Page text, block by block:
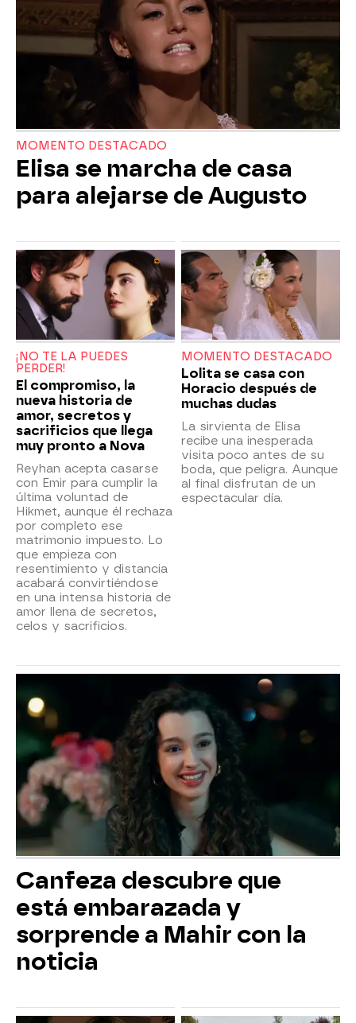
MOMENTO DESTACADO
Elisa se marcha de casa
para alejarse de Augusto
¡NO TE LA PUEDES
PERDER!
El compromiso, la
nueva historia de
amor, secretos y
sacrificios que llega
muy pronto a Nova
Reyhan acepta casarse
con Emir para cumplir la
última voluntad de
Hikmet, aunque él rechaza
por completo ese
matrimonio impuesto. Lo
que empieza con
resentimiento y distancia
acabará convirtiéndose
en una intensa historia de
amor llena de secretos,
celos y sacrificios.
MOMENTO DESTACADO
Lolita se casa con
Horacio después de
muchas dudas
La sirvienta de Elisa
recibe una inesperada
visita poco antes de su
boda, que peligra. Aunque
al final disfrutan de un
espectacular día.
Canfeza descubre que
está embarazada y
sorprende a Mahir con la
noticia